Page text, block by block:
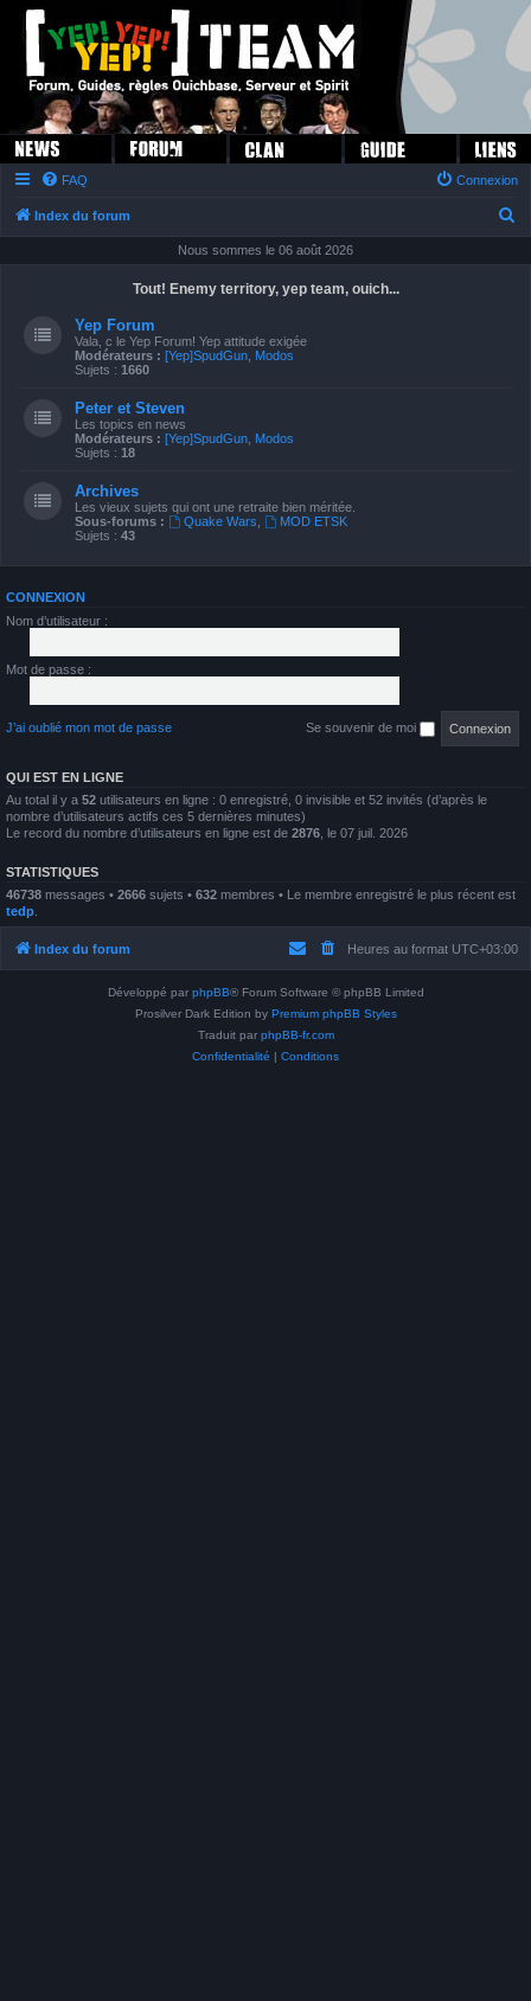
FAQ Connexion
Index du forum
Nous sommes le 06 août 2026
Tout! Enemy territory, yep team, ouich...
Yep Forum
Vala, c le Yep Forum! Yep attitude exigée
Modérateurs : [Yep]SpudGun Modos
Sujets : 1660
Peter et Steven
Les topics en news
Modérateurs : [Yep]SpudGun Modos
Sujets : 18
Archives
Les vieux sujets qui ont une retraite bien méritée.
Sous-forums :
Quake Wars
MOD ETSK
Sujets : 43
CONNEXION
Nom d’utilisateur :
Mot de passe :
J’ai oublié mon mot de passe Se souvenir de moi
QUI EST EN LIGNE
Au total il y a 52 utilisateurs en ligne : 0 enregistré, 0 invisible et 52 invités (d’après le
nombre d’utilisateurs actifs ces 5 dernières minutes)
Le record du nombre d’utilisateurs en ligne est de 2876 , le 07 juil. 2026
STATISTIQUES
46738 messages • 2666 sujets • 632 membres • Le membre enregistré le plus récent est
tedp
Index du forum Heures au format UTC+03:00
Développé par phpBB® Forum Software © phpBB Limited
Prosilver Dark Edition by Premium phpBB Styles
Traduit par phpBB-fr.com
Confidentialité | Conditions